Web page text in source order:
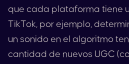
que cada plataforma tiene
TikTok, por ejemplo,
un sonido en el algoritmo
cantidad de nuevos UGC